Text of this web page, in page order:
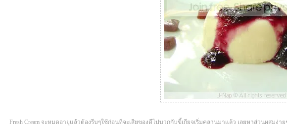
Fresh Cream จะหมดอายุแล้วต้องรีบๆใช้ก่อนที่จะเสียของดีไปบวกกับขี้เกียจเริ่มคลานมาแล้ว เลยหาส่วนผสมง่